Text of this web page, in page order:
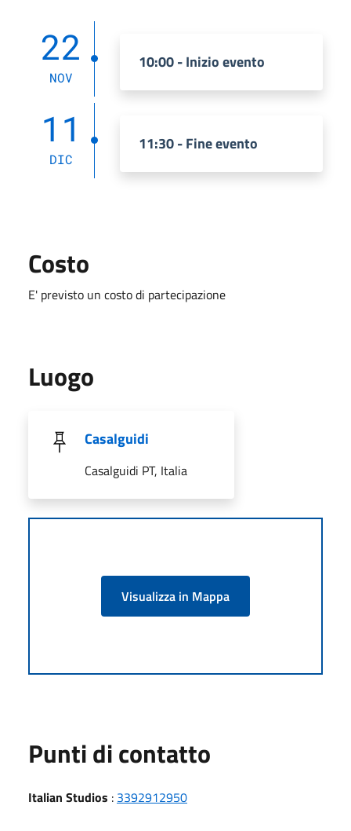
22
NOV
10:00 - Inizio evento
11
DIC
11:30 - Fine evento
Costo
E' previsto un costo di partecipazione
Luogo
Casalguidi
Casalguidi PT, Italia
Visualizza in Mappa
Punti di contatto
Italian Studios : 3392912950